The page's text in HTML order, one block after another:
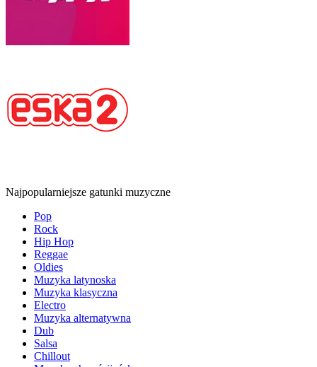
Najpopularniejsze gatunki muzyczne
Pop
Rock
Hip Hop
Reggae
Oldies
Muzyka latynoska
Muzyka klasyczna
Electro
Muzyka alternatywna
Dub
Salsa
Chillout